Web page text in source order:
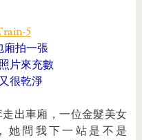
廂拍一張
片來充數
很乾淨
出車廂，一位金髮美女
她問我下一站是不是